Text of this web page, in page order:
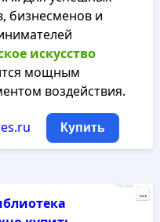
бизнесменов и
искусство
мощным
воздействия.
Купить
Реклама
...